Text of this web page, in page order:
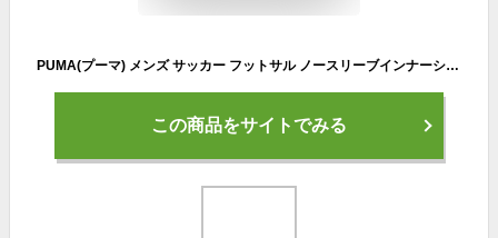
PUMA(プーマ) メンズ サッカー フットサル ノースリーブインナーシャツ (655277) 0604point
この商品をサイトでみる